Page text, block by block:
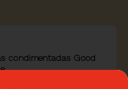
condimentadas Good